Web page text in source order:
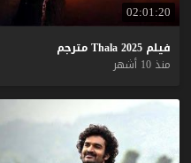
02:01:20
فيلم Thala 2025
مترجم
منذ 10 أشهر